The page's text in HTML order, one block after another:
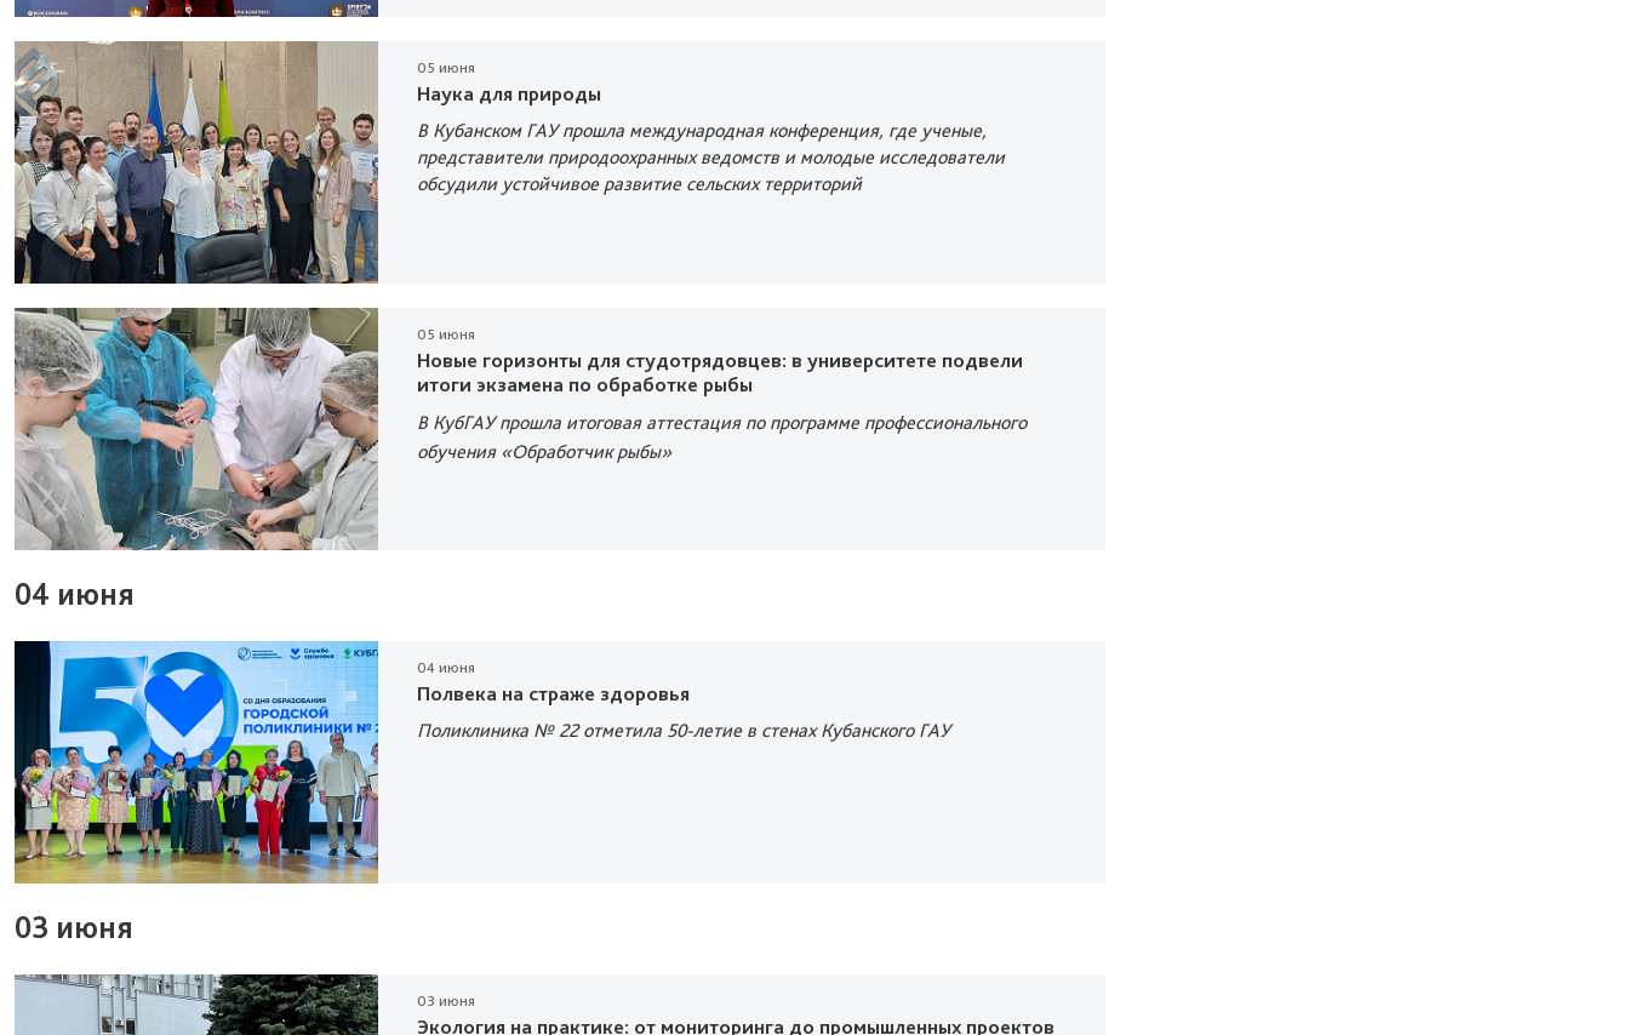
05 июня
Наука для природы
В Кубанском ГАУ прошла международная конференция, где ученые,
представители природоохранных ведомств и молодые исследователи
обсудили устойчивое развитие сельских территорий
05 июня
Новые горизонты для студотрядовцев: в университете подвели
итоги экзамена по обработке рыбы
В КубГАУ прошла итоговая аттестация по программе профессионального
обучения «Обработчик рыбы»
04 июня
04 июня
Полвека на страже здоровья
Поликлиника № 22 отметила 50-летие в стенах Кубанского ГАУ
03 июня
03 июня
Экология на практике: от мониторинга до промышленных проектов